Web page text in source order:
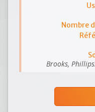
Nombre
Brooks,